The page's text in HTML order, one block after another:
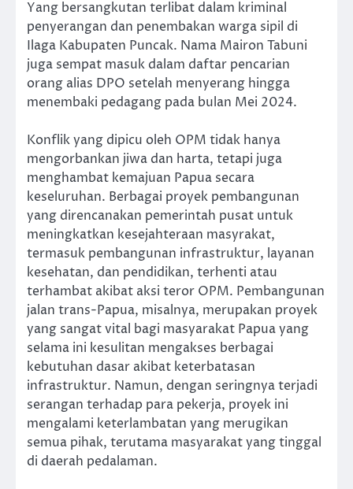
Yang bersangkutan terlibat dalam kriminal
penyerangan dan penembakan warga sipil di
Ilaga Kabupaten Puncak. Nama Mairon Tabuni
juga sempat masuk dalam daftar pencarian
orang alias DPO setelah menyerang hingga
menembaki pedagang pada bulan Mei 2024.
Konflik yang dipicu oleh OPM tidak hanya
mengorbankan jiwa dan harta, tetapi juga
menghambat kemajuan Papua secara
keseluruhan. Berbagai proyek pembangunan
yang direncanakan pemerintah pusat untuk
meningkatkan kesejahteraan masyrakat,
termasuk pembangunan infrastruktur, layanan
kesehatan, dan pendidikan, terhenti atau
terhambat akibat aksi teror OPM. Pembangunan
jalan trans-Papua, misalnya, merupakan proyek
yang sangat vital bagi masyarakat Papua yang
selama ini kesulitan mengakses berbagai
kebutuhan dasar akibat keterbatasan
infrastruktur. Namun, dengan seringnya terjadi
serangan terhadap para pekerja, proyek ini
mengalami keterlambatan yang merugikan
semua pihak, terutama masyarakat yang tinggal
di daerah pedalaman.